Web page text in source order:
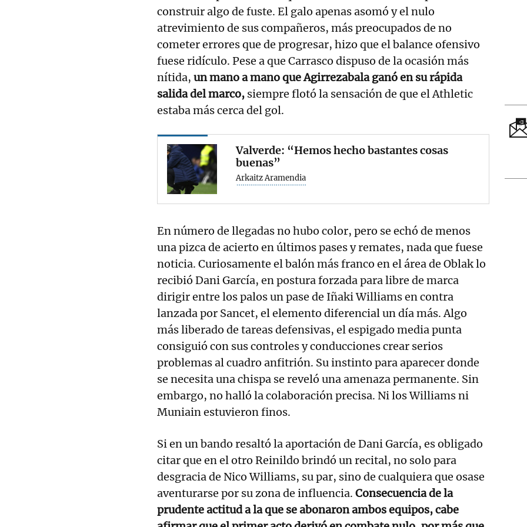
construir algo de fuste. El galo apenas asomó y el nulo
atrevimiento de sus compañeros, más preocupados de no
cometer errores que de progresar, hizo que el balance ofensivo
fuese ridículo. Pese a que Carrasco dispuso de la ocasión más
nítida, un mano a mano que Agirrezabala ganó en su rápida
salida del marco, siempre flotó la sensación de que el Athletic
estaba más cerca del gol.
Valverde: “Hemos hecho bastantes cosas
buenas”
Arkaitz Aramendia
En número de llegadas no hubo color, pero se echó de menos
una pizca de acierto en últimos pases y remates, nada que fuese
noticia. Curiosamente el balón más franco en el área de Oblak lo
recibió Dani García, en postura forzada para libre de marca
dirigir entre los palos un pase de Iñaki Williams en contra
lanzada por Sancet, el elemento diferencial un día más. Algo
más liberado de tareas defensivas, el espigado media punta
consiguió con sus controles y conducciones crear serios
problemas al cuadro anfitrión. Su instinto para aparecer donde
se necesita una chispa se reveló una amenaza permanente. Sin
embargo, no halló la colaboración precisa. Ni los Williams ni
Muniain estuvieron finos.
Si en un bando resaltó la aportación de Dani García, es obligado
citar que en el otro Reinildo brindó un recital, no solo para
desgracia de Nico Williams, su par, sino de cualquiera que osase
aventurarse por su zona de influencia. Consecuencia de la
prudente actitud a la que se abonaron ambos equipos, cabe